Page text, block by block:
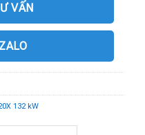
VẤN
132 kW